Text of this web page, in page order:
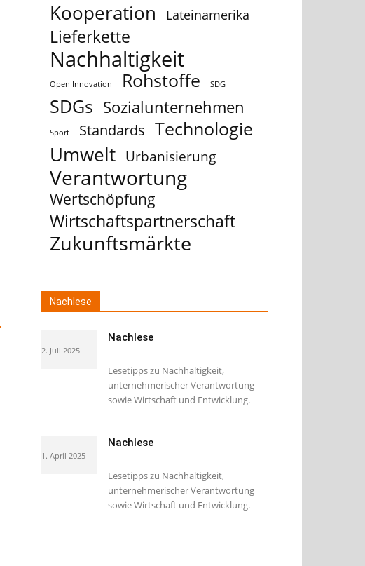
Kooperation Lateinamerika
Lieferkette
Nachhaltigkeit
Open Innovation Rohstoffe SDG
SDGs Sozialunternehmen
Sport Standards Technologie
Umwelt Urbanisierung
Verantwortung
Wertschöpfung
Wirtschaftspartnerschaft
Zukunftsmärkte
Nachlese
Nachlese
2. Juli 2025
Lesetipps zu Nachhaltigkeit,
unternehmerischer Verantwortung
sowie Wirtschaft und Entwicklung.
Nachlese
1. April 2025
Lesetipps zu Nachhaltigkeit,
unternehmerischer Verantwortung
sowie Wirtschaft und Entwicklung.